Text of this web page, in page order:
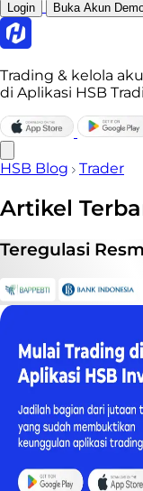
Login Buka Akun
Trading & kelola
di Aplikasi HSB
HSB Blog Trader
Artikel
Teregulasi